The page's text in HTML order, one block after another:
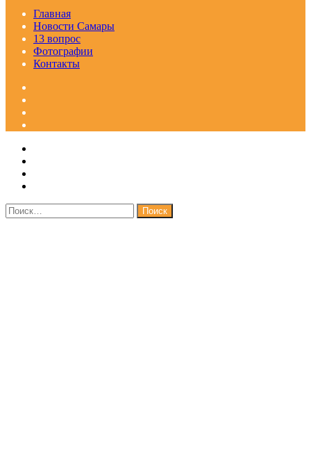
Главная
Новости Самары
13 вопрос
Фотографии
Контакты
Facebook
Google+
Одноклассники
WhatsApp
Telegram
Viber
Кнопка
«Наверх»
Закрыть
Найти: